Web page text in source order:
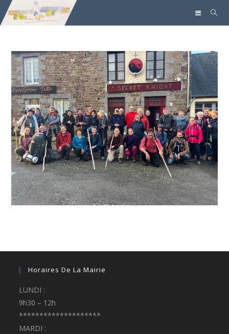
Horaires De La Mairie
LUNDI :
9h30 – 12h
********************
MARDI :